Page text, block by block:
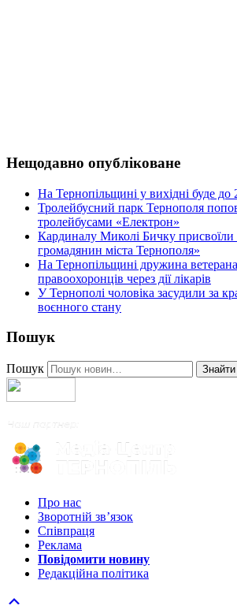
Нещодавно опубліковане
На Тернопільщині у вихідні буде до
Тролейбусний парк Тернополя
тролейбусами «Електрон»
Кардиналу Миколі Бичку
громадянин міста Тернополя»
На Тернопільщині дружина
правоохоронців через дії лікарів
У Тернополі чоловіка засудили за
воєнного стану
Пошук
Пошук Знайти
Про нас
Зворотній зв’язок
Співпраця
Реклама
Повідомити новину
Редакційна політика